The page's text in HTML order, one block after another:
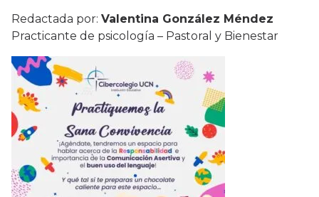
Redactada por: Valentina González Méndez
Practicante de psicología – Pastoral y Bienestar